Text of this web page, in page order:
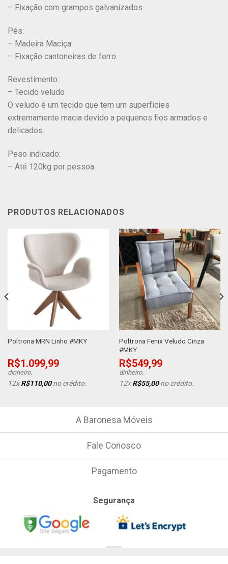
– Fixação com grampos galvanizados
Pés:
– Madeira Maciça
– Fixação cantoneiras de ferro
Revestimento:
– Tecido veludo
O veludo é um tecido que tem um superfícies
extremamente macia devido a pequenos fios armados e
delicados.
Peso indicado:
– Até 120kg por pessoa
PRODUTOS RELACIONADOS
Poltrona MRN Linho #MKY
R$1.099,99
dinheiro.
12xR$110,00no crédito.
Poltrona Fenix Veludo Cinza
#MKY
R$549,99
dinheiro.
12xR$55,00no crédito.
A Baronesa Móveis
Fale Conosco
Pagamento
Segurança